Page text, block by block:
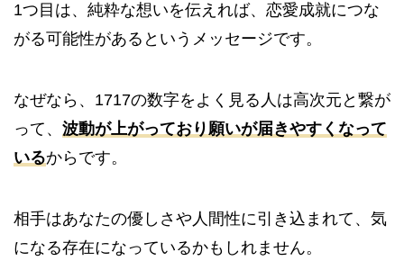
1つ目は、純粋な想いを伝えれば、恋愛成就につな
がる可能性があるというメッセージです。
なぜなら、1717の数字をよく見る人は高次元と繋が
って、 波動が上がっており願いが届きやすくなって
いるからです。
相手はあなたの優しさや人間性に引き込まれて、気
になる存在になっているかもしれません。